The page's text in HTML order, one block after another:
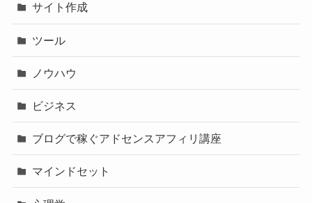
サイト作成
ツール
ノウハウ
ビジネス
ブログで稼ぐアドセンスアフィリ講座
マインドセット